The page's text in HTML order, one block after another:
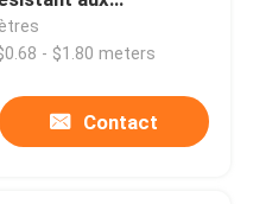
ODM
- $1.80 meters
Contact